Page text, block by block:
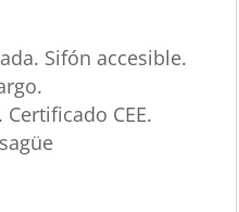
Sifón accesible.
CEE.